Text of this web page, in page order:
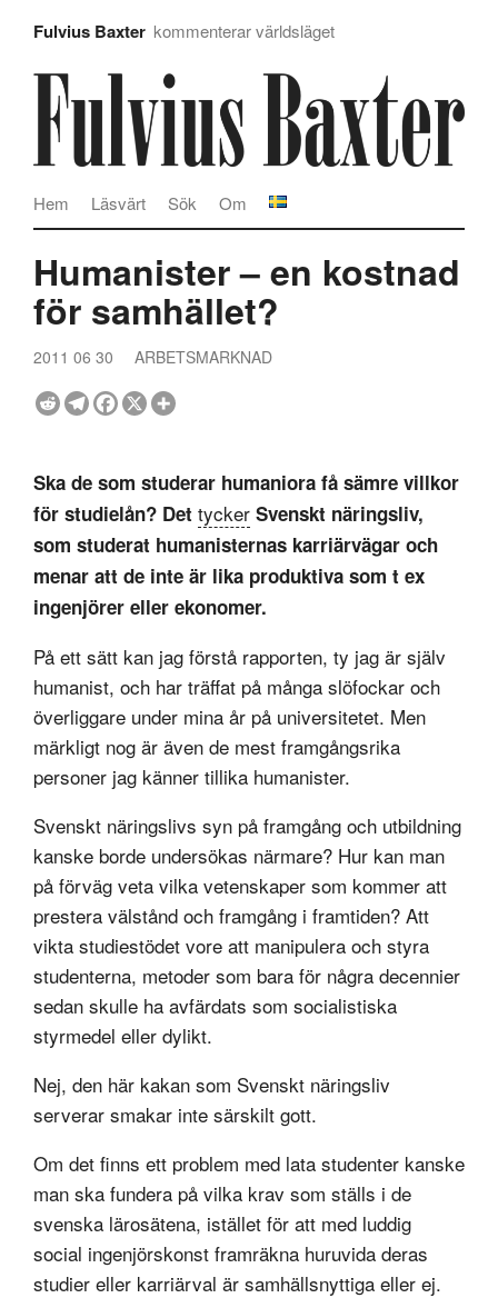
Fulvius Baxter kommenterar världsläget
Om
Sök
Läsvärt
Hem
Humanister – en kostnad
för samhället?
2011 06 30 ARBETSMARKNAD
Ska de som studerar humaniora få sämre villkor
för studielån? Det tycker Svenskt näringsliv,
som studerat humanisternas karriärvägar och
menar att de inte är lika produktiva som t ex
ingenjörer eller ekonomer.
På ett sätt kan jag förstå rapporten, ty jag är själv
humanist, och har träffat på många slöfockar och
överliggare under mina år på universitetet. Men
märkligt nog är även de mest framgångsrika
personer jag känner tillika humanister.
Svenskt näringslivs syn på framgång och utbildning
kanske borde undersökas närmare? Hur kan man
på förväg veta vilka vetenskaper som kommer att
prestera välstånd och framgång i framtiden? Att
vikta studiestödet vore att manipulera och styra
studenterna, metoder som bara för några decennier
sedan skulle ha avfärdats som socialistiska
styrmedel eller dylikt.
Nej, den här kakan som Svenskt näringsliv
serverar smakar inte särskilt gott.
Om det finns ett problem med lata studenter kanske
man ska fundera på vilka krav som ställs i de
svenska lärosätena, istället för att med luddig
social ingenjörskonst framräkna huruvida deras
studier eller karriärval är samhällsnyttiga eller ej.